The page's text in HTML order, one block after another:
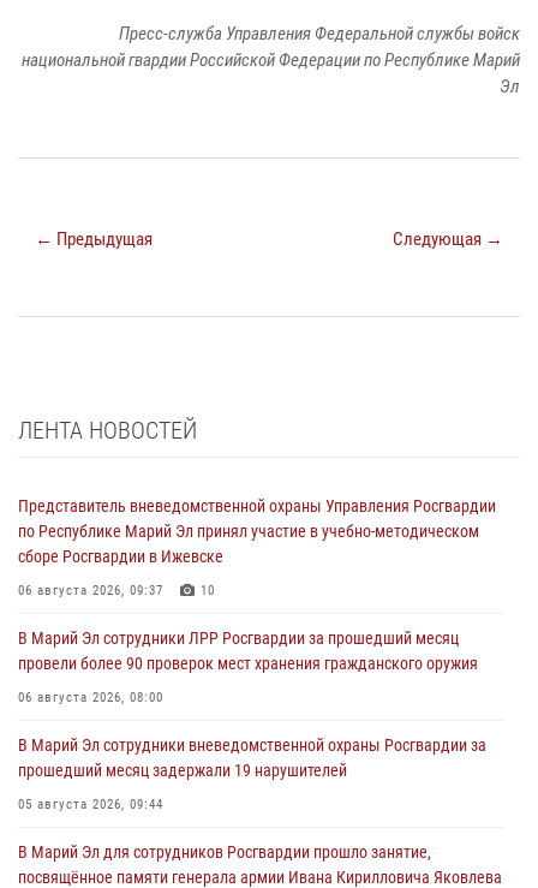
Пресс-служба Управления Федеральной службы войск
национальной гвардии Российской Федерации по Республике Марий
Эл
← Предыдущая Следующая →
ЛЕНТА НОВОСТЕЙ
Представитель вневедомственной охраны Управления Росгвардии
по Республике Марий Эл принял участие в учебно-методическом
сборе Росгвардии в Ижевске
06 августа 2026, 09:37 10
В Марий Эл сотрудники ЛРР Росгвардии за прошедший месяц
провели более 90 проверок мест хранения гражданского оружия
06 августа 2026, 08:00
В Марий Эл сотрудники вневедомственной охраны Росгвардии за
прошедший месяц задержали 19 нарушителей
05 августа 2026, 09:44
В Марий Эл для сотрудников Росгвардии прошло занятие,
посвящённое памяти генерала армии Ивана Кирилловича Яковлева